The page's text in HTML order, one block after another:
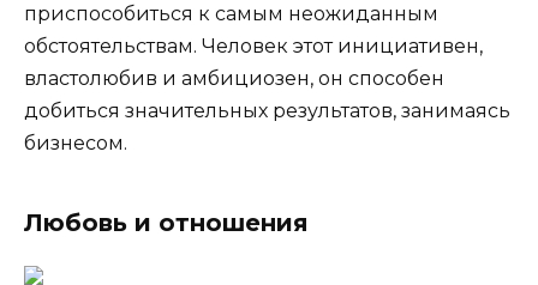
приспособиться к самым неожиданным
обстоятельствам. Человек этот инициативен,
властолюбив и амбициозен, он способен
добиться значительных результатов, занимаясь
бизнесом.
Любовь и отношения